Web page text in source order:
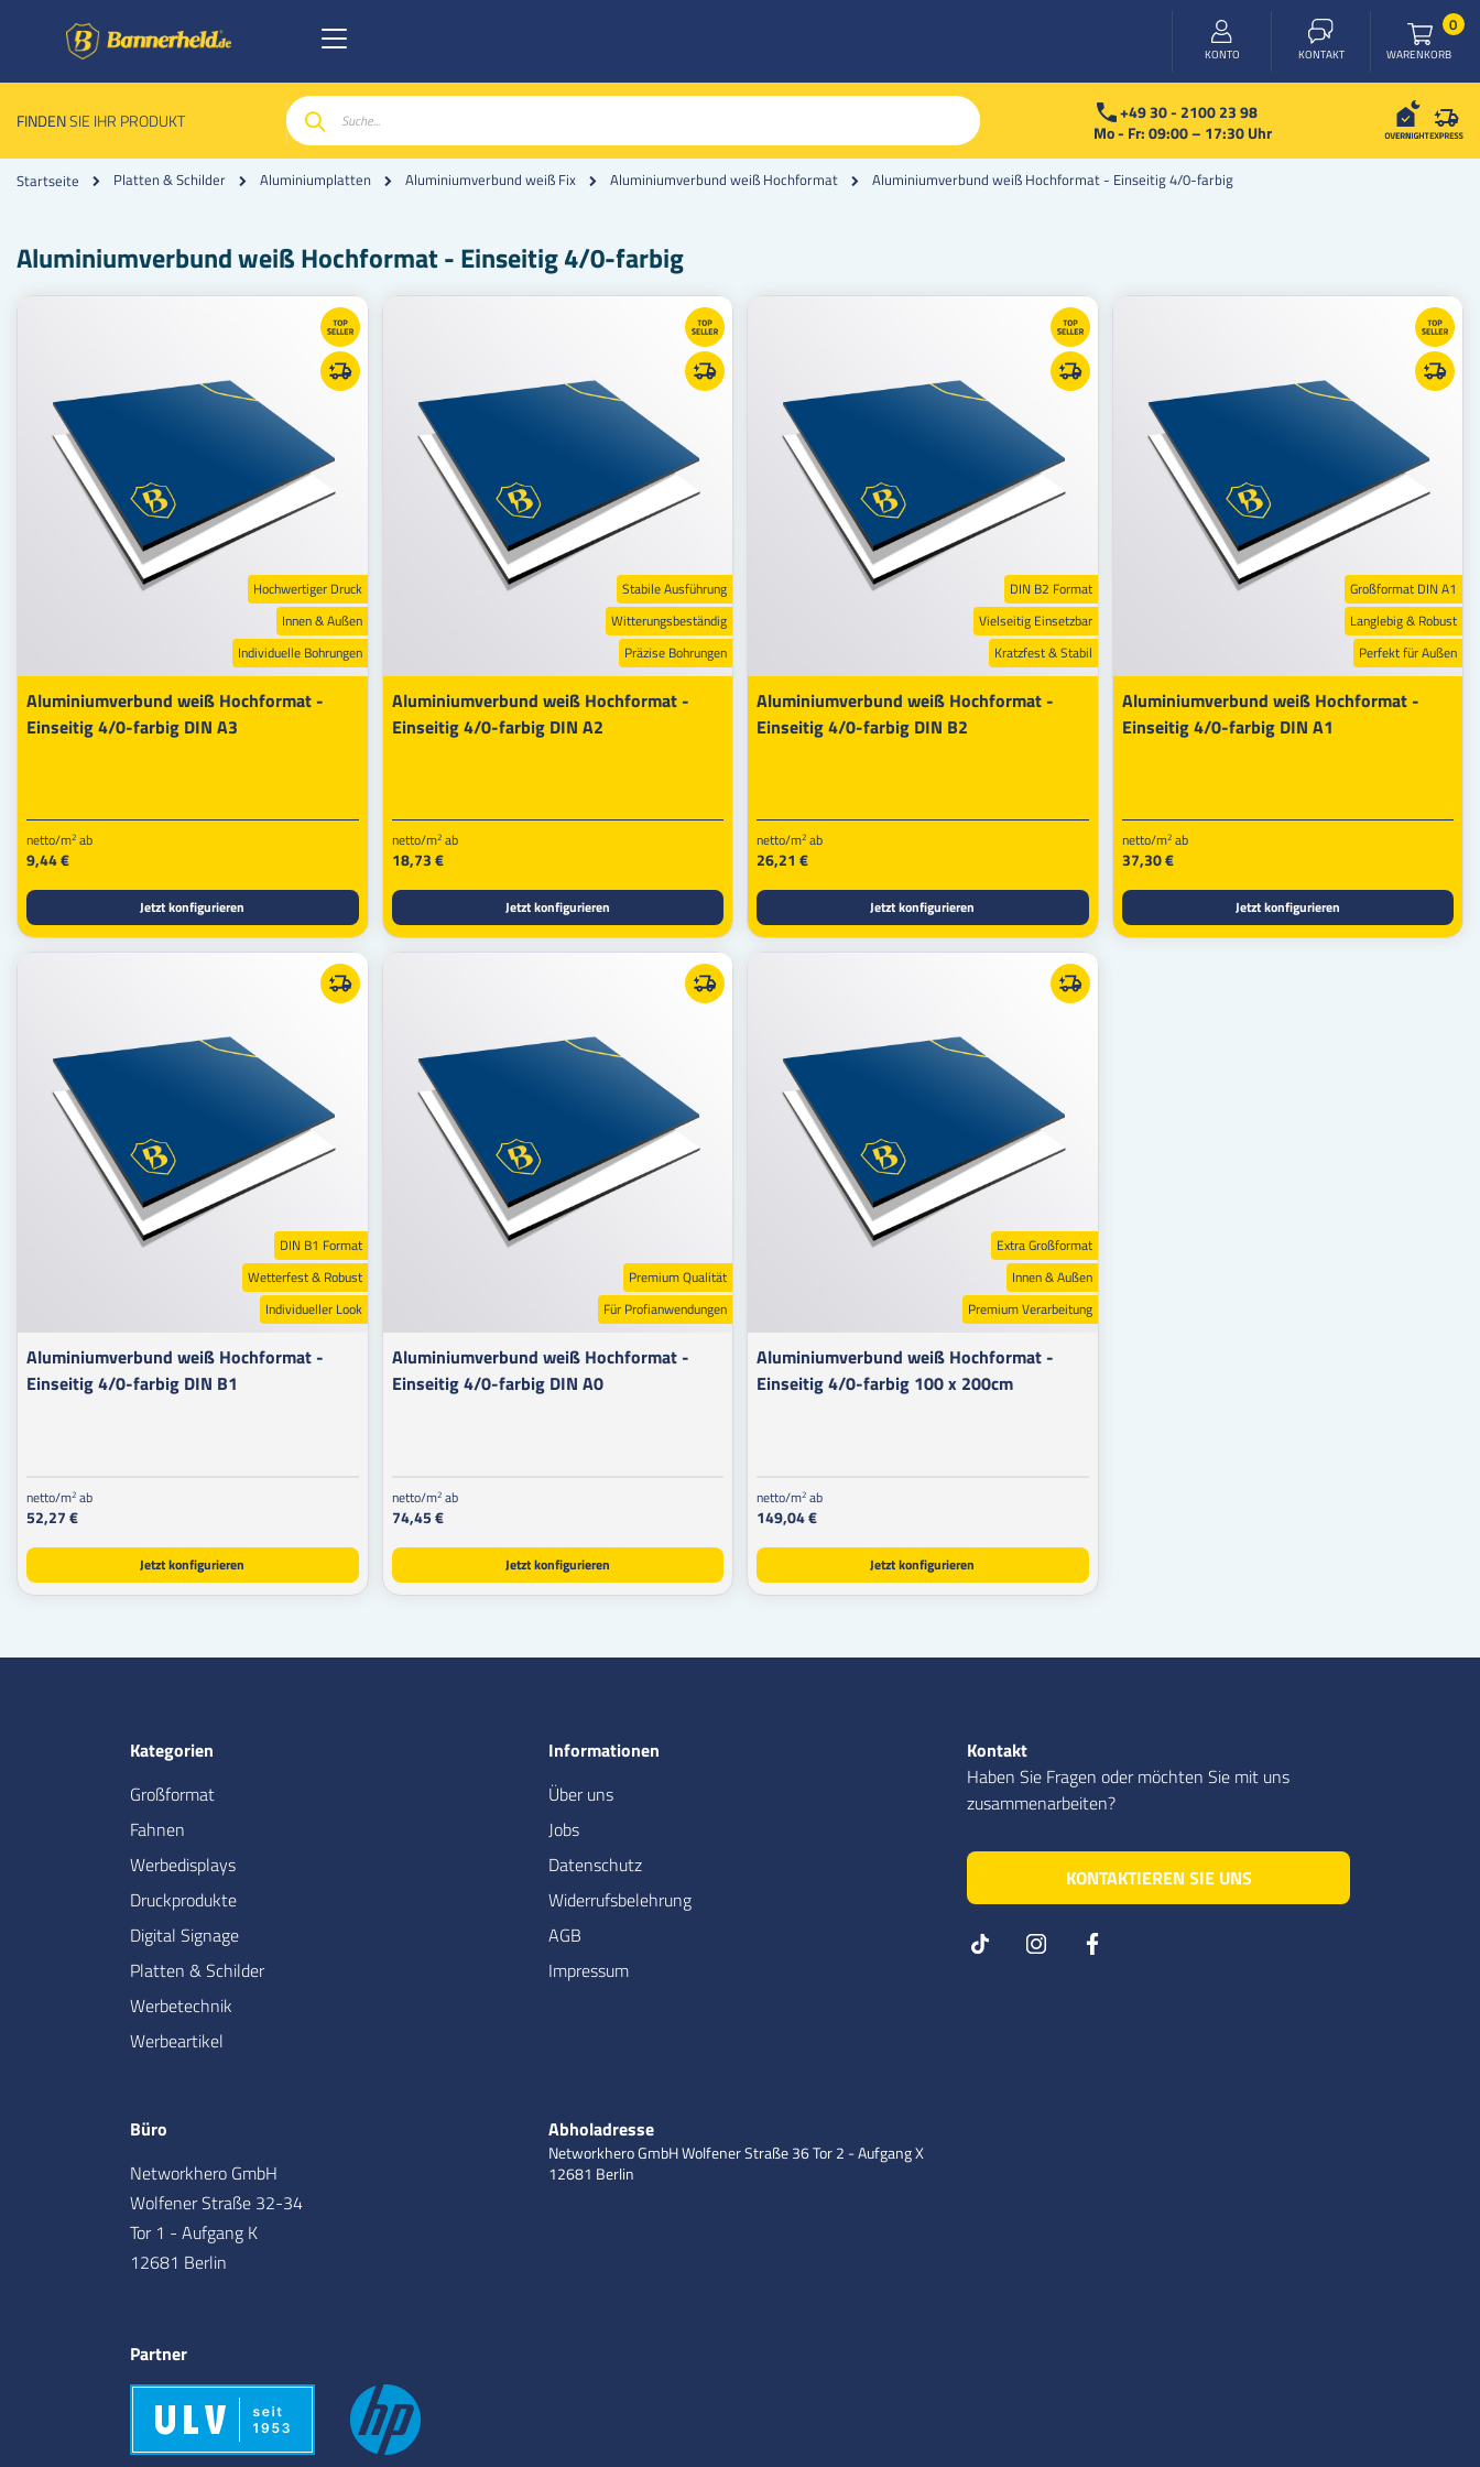
KONTO KONTAKT WARENKORB
0
FINDENSIE IHR PRODUKT
Suche
+49 30 - 2100 23 98
Mo - Fr: 09:00 – 17:30 Uhr
Startseite Platten & Schilder Aluminiumplatten Aluminiumverbund weiß Fix Aluminiumverbund weiß Hochformat Aluminiumverbund weiß Hochformat - Einseitig 4/0-farbig
Aluminiumverbund weiß Hochformat - Einseitig 4/0-farbig
Hochwertiger Druck
Innen & Außen
Individuelle Bohrungen
Aluminiumverbund weiß Hochformat -
Einseitig 4/0-farbig DIN A3
netto/m2 ab
9,44 €
Jetzt konfigurieren
Stabile Ausführung
Witterungsbeständig
Präzise Bohrungen
Aluminiumverbund weiß Hochformat -
Einseitig 4/0-farbig DIN A2
netto/m2ab
18,73 €
Jetzt konfigurieren
DIN B2 Format
Vielseitig Einsetzbar
Kratzfest & Stabil
Aluminiumverbund weiß Hochformat -
Einseitig 4/0-farbig DIN B2
netto/m2 ab
26,21 €
Jetzt konfigurieren
Großformat DIN A1
Langlebig & Robust
Perfekt für Außen
Aluminiumverbund weiß Hochformat -
Einseitig 4/0-farbig DIN A1
netto/m2ab
37,30 €
Jetzt konfigurieren
DIN B1 Format
Wetterfest & Robust
Individueller Look
Aluminiumverbund weiß Hochformat -
Einseitig 4/0-farbig DIN B1
netto/m2 ab
52,27 €
Jetzt konfigurieren
Premium Qualität
Für Profianwendungen
Aluminiumverbund weiß Hochformat -
Einseitig 4/0-farbig DIN A0
netto/m2ab
74,45 €
Jetzt konfigurieren
Extra Großformat
Innen & Außen
Premium Verarbeitung
Aluminiumverbund weiß Hochformat -
Einseitig 4/0-farbig 100 x 200cm
netto/m2 ab
149,04 €
Jetzt konfigurieren
Kontakt
Haben Sie Fragen oder möchten Sie mit uns
zusammenarbeiten?
KONTAKTIEREN SIE UNS
Kategorien
Großformat
Fahnen
Werbedisplays
Druckprodukte
Digital Signage
Platten & Schilder
Werbetechnik
Werbeartikel
Informationen
Über uns
Jobs
Datenschutz
Widerrufsbelehrung
AGB
Impressum
Büro
Networkhero GmbH
Wolfener Straße 32-34
Tor 1 - Aufgang K
12681 Berlin
Abholadresse
Networkhero GmbHWolfener Straße 36Tor 2 - Aufgang X
12681 Berlin
Partner